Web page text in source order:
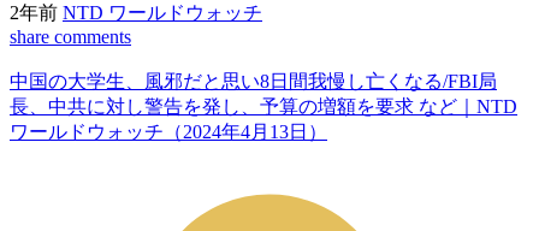
2年前 NTD ワールドウォッチ
share comments
中国の大学生、風邪だと思い8日間我慢し亡くなる/FBI局
長、中共に対し警告を発し、予算の増額を要求 など｜NTD
ワールドウォッチ（2024年4月13日）